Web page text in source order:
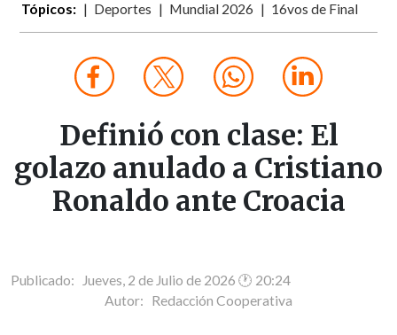
Tópicos: Deportes Mundial 2026 16vos de Final
Definió con clase: El
golazo anulado a Cristiano
Ronaldo ante Croacia
Publicado: Jueves, 2 de Julio de 2026 🕐 20:24
Autor: Redacción Cooperativa